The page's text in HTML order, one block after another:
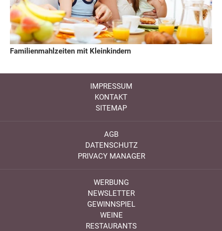
Familienmahlzeiten mit Kleinkindern
IMPRESSUM
KONTAKT
SITEMAP
AGB
DATENSCHUTZ
PRIVACY MANAGER
WERBUNG
NEWSLETTER
GEWINNSPIEL
WEINE
RESTAURANTS